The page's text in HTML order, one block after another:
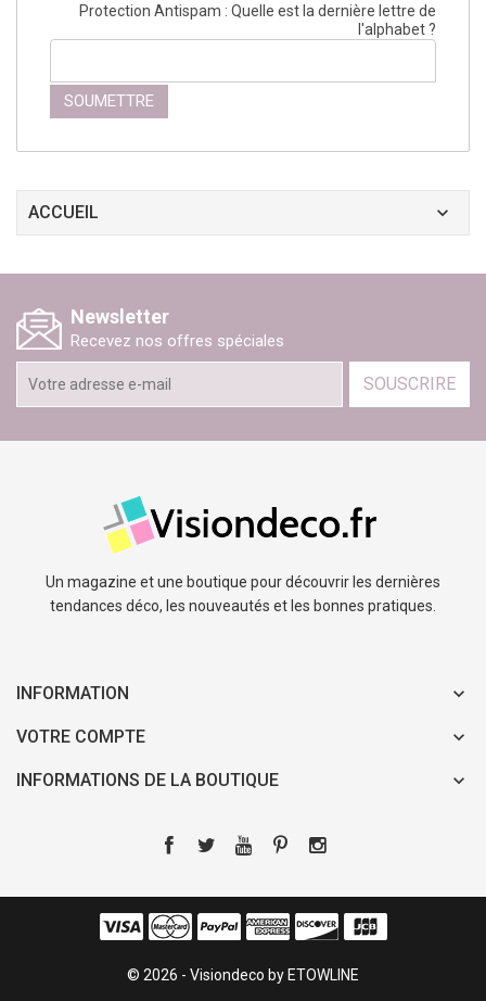
Protection Antispam : Quelle est la dernière lettre de
l'alphabet ?
ACCUEIL
Newsletter
Recevez nos offres spéciales
SOUSCRIRE
Un magazine et une boutique pour découvrir les dernières
tendances déco, les nouveautés et les bonnes pratiques.
INFORMATION
VOTRE COMPTE
INFORMATIONS DE LA BOUTIQUE
© 2026 - Visiondeco by ETOWLINE